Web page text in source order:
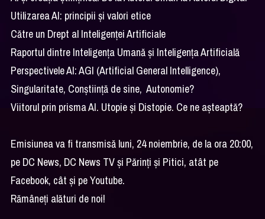
Utilizarea AI: principii și valori etice
Către un Drept al Inteligenței Artificiale
Raportul dintre Inteligența Umană și Inteligența Artificială
Perspectivele AI: AGI (Artificial General Intelligence),
Singularitate, Conștiință de sine, Autonomie?
Viitorul prin prisma AI. Utopie și Distopie. Ce ne așteaptă?
Emisiunea va fi transmisă luni, 24 noiembrie, de la ora 20:00,
pe DC News, DC News TV şi Părinţi şi Pitici, atât pe
Facebook, cât şi pe Youtube.
Rămâneţi alături de noi!